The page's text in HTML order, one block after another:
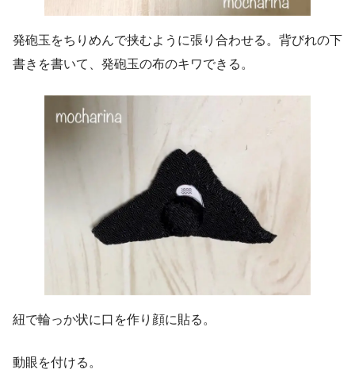
発砲玉をちりめんで挟むように張り合わせる。背びれの下
書きを書いて、発砲玉の布のキワできる。
紐で輪っか状に口を作り顔に貼る。
動眼を付ける。